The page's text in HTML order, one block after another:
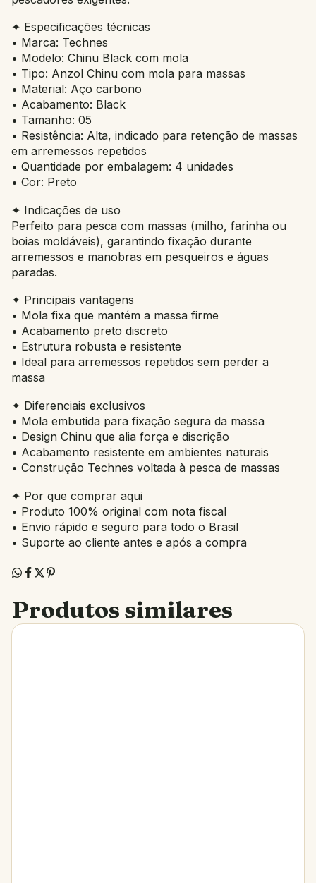
✦ Especificações técnicas
• Marca: Technes
• Modelo: Chinu Black com mola
• Tipo: Anzol Chinu com mola para massas
• Material: Aço carbono
• Acabamento: Black
• Tamanho: 05
• Resistência: Alta, indicado para retenção de massas
em arremessos repetidos
• Quantidade por embalagem: 4 unidades
• Cor: Preto
✦ Indicações de uso
Perfeito para pesca com massas (milho, farinha ou
boias moldáveis), garantindo fixação durante
arremessos e manobras em pesqueiros e águas
paradas.
✦ Principais vantagens
• Mola fixa que mantém a massa firme
• Acabamento preto discreto
• Estrutura robusta e resistente
• Ideal para arremessos repetidos sem perder a
massa
✦ Diferenciais exclusivos
• Mola embutida para fixação segura da massa
• Design Chinu que alia força e discrição
• Acabamento resistente em ambientes naturais
• Construção Technes voltada à pesca de massas
✦ Por que comprar aqui
• Produto 100% original com nota fiscal
• Envio rápido e seguro para todo o Brasil
• Suporte ao cliente antes e após a compra
Produtos similares